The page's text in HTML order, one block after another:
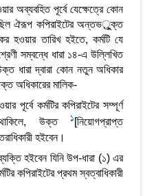
অব্যবহিত পূর্বে যেক্ষেত্রে কোন
ছিল ঐরূপ কপিরাইটের অন্তভর্ু্ক্ত
হওয়ার তারিখ হইতে, কর্মটি যে
সম্বন্ধে ধারা ১৪-এ উলি্লখিত
ধারা দ্বারা কোন নতুন অধিকার
অধিকারের মালিক-
পূর্বে কর্মটির কপিরাইটের সম্পূর্ণ
থাকিলে, উক্ত1[নিয়োগপ্রাপ্ত
হইবেন।
হইবেন যিনি উপ-ধারা (১) এর
কপিরাইটের প্রথম স্বত্বাধিকারী